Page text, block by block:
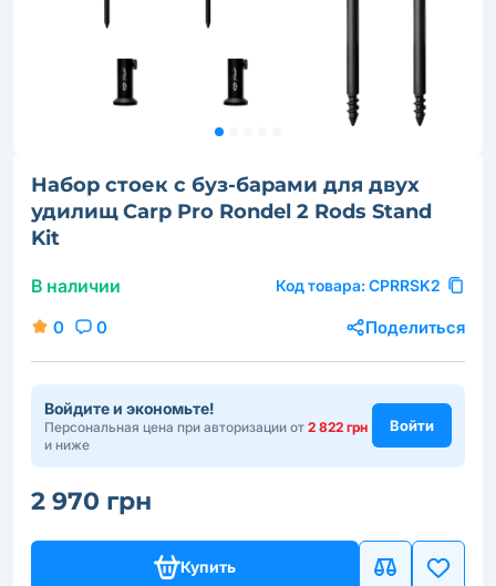
Набор стоек с буз-барами для двух
удилищ Carp Pro Rondel 2 Rods Stand
Kit
В наличии Код товара: CPRRSK2
0 0 Поделиться
Войдите и экономьте!
Персональная цена при авторизации от 2 822 грн
и ниже
Войти
2 970 грн
Купить